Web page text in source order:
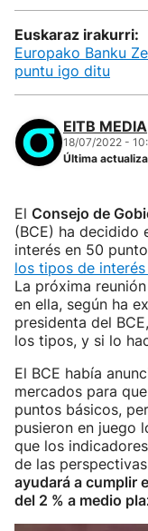
Euskaraz irakurri:
Europako Banku
puntu igo ditu
EITB MEDIA
18/07/2022 -
Última
El Consejo de
(BCE) ha decidido
interés en 50
los tipos de
La próxima
en ella, según ha
presidenta del
los tipos, y si lo
El BCE había
mercados para
puntos básicos,
pusieron en juego
que los
de las
ayudará a cumplir
del 2 % a medio